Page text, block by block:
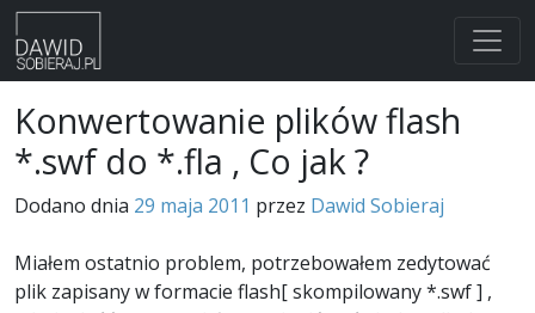
content
Konwertowanie plików flash
*.swf do *.fla , Co jak ?
Dodano dnia 29 maja 2011 przez Dawid Sobieraj
Miałem ostatnio problem, potrzebowałem zedytować
plik zapisany w formacie flash[ skompilowany *.swf ] ,